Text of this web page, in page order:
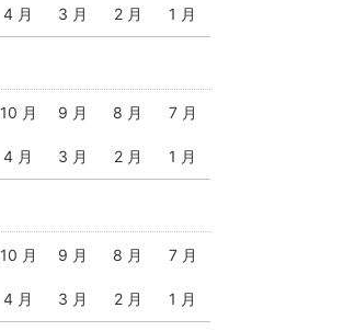
4 月 3 月 2 月 1 月
10 月 9 月 8 月 7 月
4 月 3 月 2 月 1 月
10 月 9 月 8 月 7 月
4 月 3 月 2 月 1 月